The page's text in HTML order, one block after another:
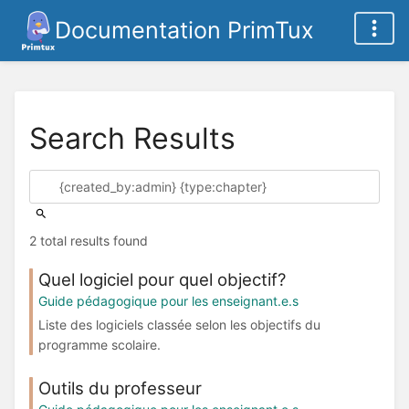
Documentation PrimTux
Search Results
2 total results found
Quel logiciel pour quel objectif?
Guide pédagogique pour les enseignant.e.s
Liste des logiciels classée selon les objectifs du
programme scolaire.
Outils du professeur